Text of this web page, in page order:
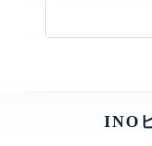
INO